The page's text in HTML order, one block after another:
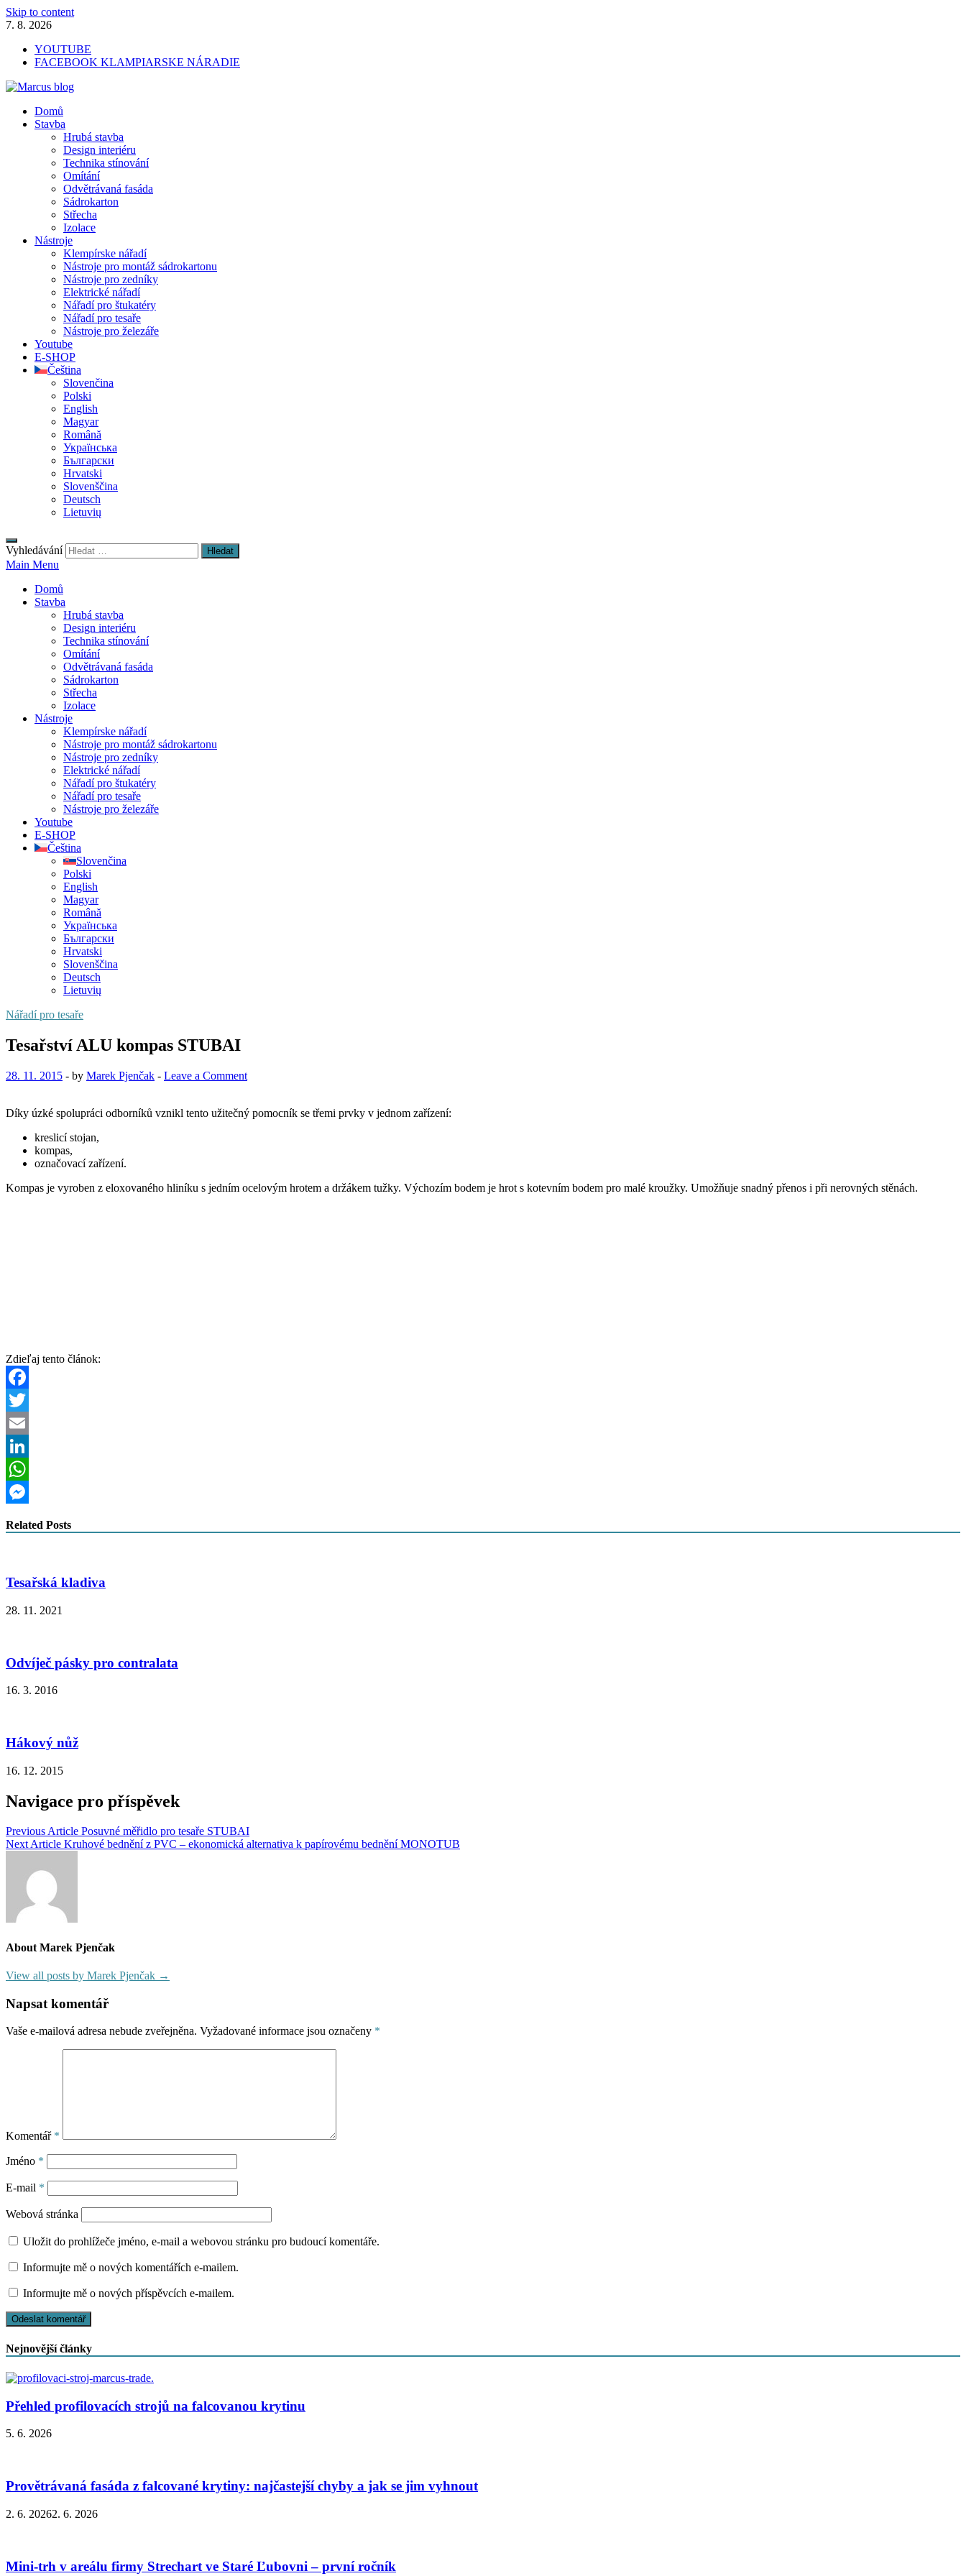
Skip to content
7. 8. 2026
YOUTUBE
FACEBOOK KLAMPIARSKE NÁRADIE
Marcus blog
Stavebné profily, náradie, izolácie
Domů
Stavba
Hrubá stavba
Design interiéru
Technika stínování
Omítání
Odvětrávaná fasáda
Sádrokarton
Střecha
Izolace
Nástroje
Klempírske nářadí
Nástroje pro montáž sádrokartonu
Nástroje pro zedníky
Elektrické nářadí
Nářadí pro štukatéry
Nářadí pro tesaře
Nástroje pro železáře
Youtube
E-SHOP
Čeština
Slovenčina
Polski
English
Magyar
Română
Українська
Български
Hrvatski
Slovenščina
Deutsch
Lietuvių
Vyhledávání
Main Menu
Domů
Stavba
Hrubá stavba
Design interiéru
Technika stínování
Omítání
Odvětrávaná fasáda
Sádrokarton
Střecha
Izolace
Nástroje
Klempírske nářadí
Nástroje pro montáž sádrokartonu
Nástroje pro zedníky
Elektrické nářadí
Nářadí pro štukatéry
Nářadí pro tesaře
Nástroje pro železáře
Youtube
E-SHOP
Čeština
Slovenčina
Polski
English
Magyar
Română
Українська
Български
Hrvatski
Slovenščina
Deutsch
Lietuvių
Nářadí pro tesaře
Tesařství ALU kompas STUBAI
28. 11. 2015 - by Marek Pjenčak - Leave a Comment
Díky úzké spolupráci odborníků vznikl tento užitečný pomocník se třemi prvky v jednom zařízení:
kreslicí stojan,
kompas,
označovací zařízení.
Kompas je vyroben z eloxovaného hliníku s jedním ocelovým hrotem a držákem tužky. Výchozím bodem je hrot s kotevním bodem pro malé kroužky. Umožňuje snadný přenos i při nerovných stěnách.
Zdieľaj tento článok:
Facebook
Twitter
Email
LinkedIn
WhatsApp
Related Posts
Tesařská kladiva
28. 11. 2021
Odvíječ pásky pro contralata
16. 3. 2016
Hákový nůž
16. 12. 2015
Navigace pro příspěvek
Previous Article Posuvné měřidlo pro tesaře STUBAI
Next Article Kruhové bednění z PVC – ekonomická alternativa k papírovému bednění MONOTUB
About Marek Pjenčak
View all posts by Marek Pjenčak →
Napsat komentář
Vaše e-mailová adresa nebude zveřejněna. Vyžadované informace jsou označeny *
Komentář *
Jméno *
E-mail *
Webová stránka
Uložit do prohlížeče jméno, e-mail a webovou stránku pro budoucí komentáře.
Informujte mě o nových komentářích e-mailem.
Informujte mě o nových příspěvcích e-mailem.
Nejnovější články
Přehled profilovacích strojů na falcovanou krytinu
5. 6. 2026
Provětrávaná fasáda z falcované krytiny: najčastejší chyby a jak se jim vyhnout
2. 6. 20262. 6. 2026
Mini-trh v areálu firmy Strechart ve Staré Ľubovni – první ročník